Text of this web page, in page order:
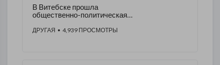
В Витебске прошла
общественно-политическая
ДРУГАЯ • 4,939 ПРОСМОТРЫ